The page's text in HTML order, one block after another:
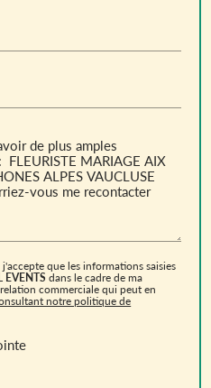
que les informations saisies
EVENTS dans le cadre de ma
commerciale qui peut en
notre politique de